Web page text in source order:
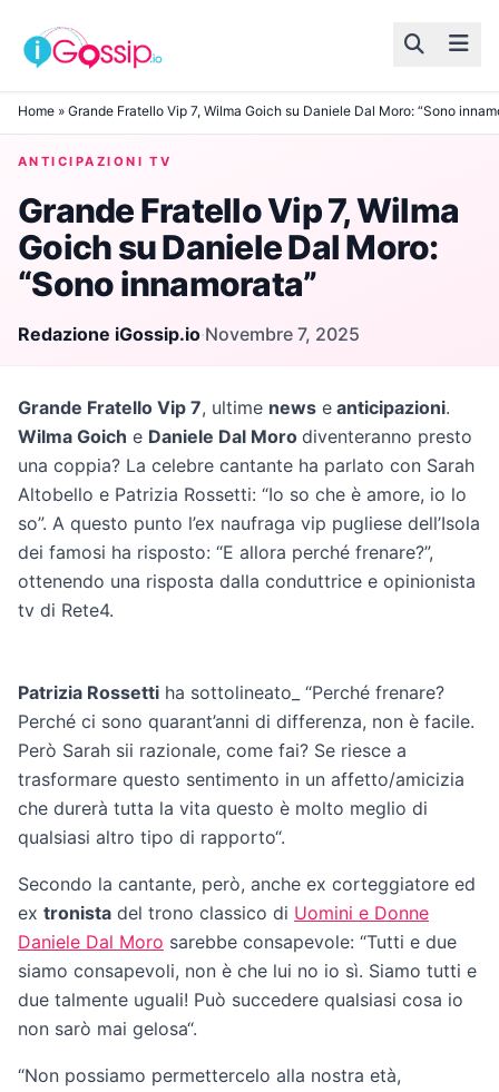
Skip to content
Home » Grande Fratello Vip 7, Wilma Goich su Daniele Dal Moro: “Sono
ANTICIPAZIONI TV
Grande Fratello Vip 7, Wilma
Goich su Daniele Dal Moro:
“Sono innamorata”
Redazione iGossip.io·Novembre 7, 2025
Grande Fratello Vip 7, ultime news e anticipazioni.
Wilma Goich e Daniele Dal Moro diventeranno presto
una coppia? La celebre cantante ha parlato con Sarah
Altobello e Patrizia Rossetti: “Io so che è amore, io lo
so”. A questo punto l’ex naufraga vip pugliese dell’Isola
dei famosi ha risposto: “E allora perché frenare?”,
ottenendo una risposta dalla conduttrice e opinionista
tv di Rete4.
Patrizia Rossetti ha sottolineato_ “Perché frenare?
Perché ci sono quarant’anni di differenza, non è facile.
Però Sarah sii razionale, come fai? Se riesce a
trasformare questo sentimento in un affetto/amicizia
che durerà tutta la vita questo è molto meglio di
qualsiasi altro tipo di rapporto“.
Secondo la cantante, però, anche ex corteggiatore ed
ex tronista del trono classico di Uomini e Donne
Daniele Dal Moro sarebbe consapevole: “Tutti e due
siamo consapevoli, non è che lui no io sì. Siamo tutti e
due talmente uguali! Può succedere qualsiasi cosa io
non sarò mai gelosa“.
“Non possiamo permettercelo alla nostra età,